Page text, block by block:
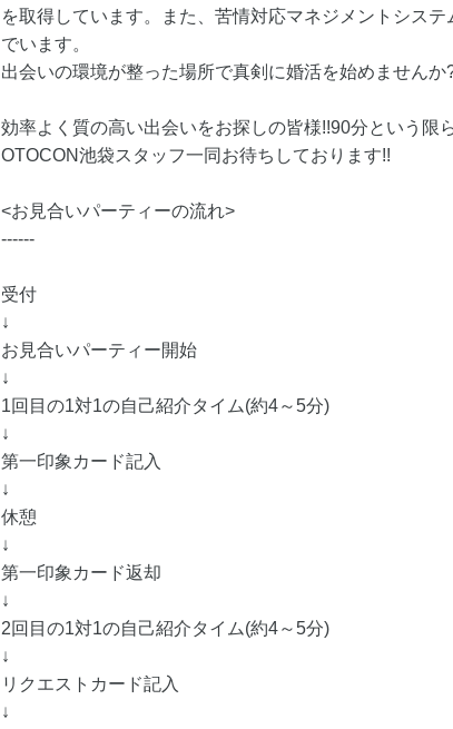
を取得しています。また、苦情対応マネジメントシス
でいます。
出会いの環境が整った場所で真剣に婚活を始めませんか
効率よく質の高い出会いをお探しの皆様!!90分という限
OTOCON池袋スタッフ一同お待ちしております!!
<お見合いパーティーの流れ>
------
受付
↓
お見合いパーティー開始
↓
1回目の1対1の自己紹介タイム(約4～5分)
↓
第一印象カード記入
↓
休憩
↓
第一印象カード返却
↓
2回目の1対1の自己紹介タイム(約4～5分)
↓
リクエストカード記入
↓